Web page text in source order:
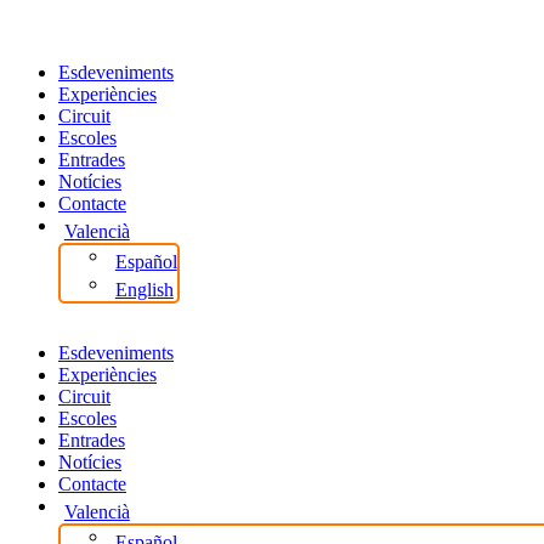
Esdeveniments
Experiències
Circuit
Escoles
Entrades
Notícies
Contacte
Valencià
Español
English
Esdeveniments
Experiències
Circuit
Escoles
Entrades
Notícies
Contacte
Valencià